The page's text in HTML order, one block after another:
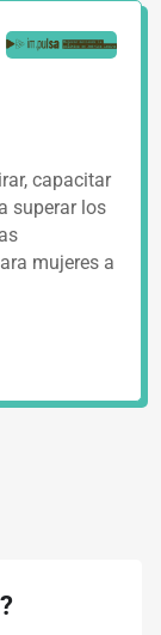
capacitar
superar los
mujeres a